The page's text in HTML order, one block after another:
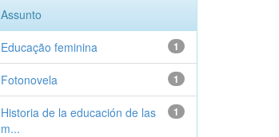
Assunto
1
Educação feminina
1
Fotonovela
1
Historia de la educación de las
m...